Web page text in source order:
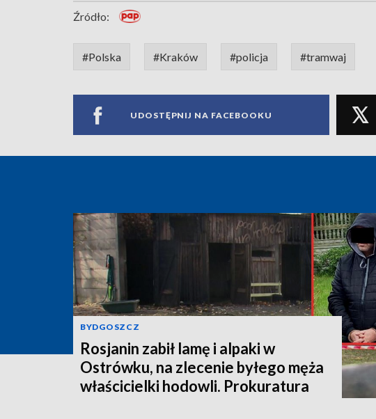
Źródło:
#Polska #Kraków #policja #tramwaj
UDOSTĘPNIJ NA FACEBOOKU
BYDGOSZCZ
Rosjanin zabił lamę i alpaki w
Ostrówku, na zlecenie byłego męża
właścicielki hodowli. Prokuratura